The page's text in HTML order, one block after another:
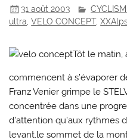
31 août 2003
ultra,VELO CONCEPT,
Tôt le matin,
commencent à s’évaporer
Franz Venier grimpe le
concentrée dans une
d’attention qu’aux rythmes
levant,le sommet de la